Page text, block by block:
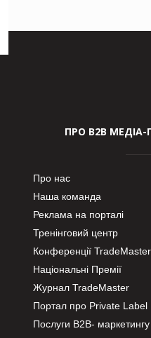
ПРО В2В МЕДІА-
Про нас
Наша команда
Реклама на порталі
Тренінговий центр
Конференції TradeMaster
Національні Премії
Журнал TradeMaster
Портал про Private Label
Послуги В2В- маркетингу